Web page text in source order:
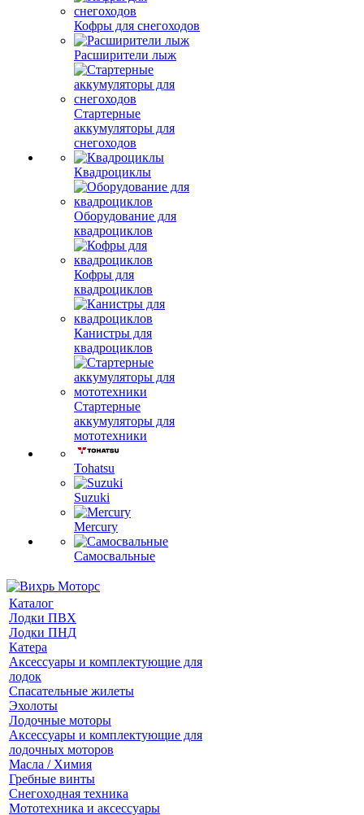
Кофры для снегоходов
Расширители лыж
Стартерные
аккумуляторы для
снегоходов
Квадроциклы
Оборудование для
квадроциклов
Кофры для
квадроциклов
Канистры для
квадроциклов
Стартерные
аккумуляторы для
мототехники
Tohatsu
Suzuki
Mercury
Самосвальные
Каталог
Лодки ПВХ
Лодки ПНД
Катера
Аксессуары и комплектующие для
лодок
Спасательные жилеты
Эхолоты
Лодочные моторы
Аксессуары и комплектующие для
лодочных моторов
Масла / Химия
Гребные винты
Снегоходная техника
Мототехника и аксессуары